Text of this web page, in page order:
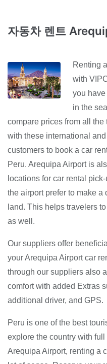
자동차 렌트
Renting
with
you
in the
compare prices from all
with these international
customers to book a car
Peru. Arequipa Airport is
locations for car rental
the airport prefer to make
land. This helps travelers
as well.
Our suppliers offer
your Arequipa Airport car
through our suppliers also
comfort with added Extras
additional driver, and GPS.
Peru is one of the best
explore the country with
Arequipa Airport, renting a